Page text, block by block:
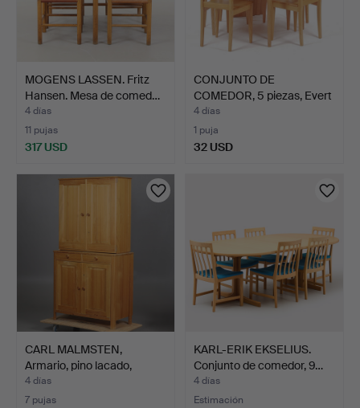
MOGENS LASSEN. Fritz
Hansen. Mesa de comed…
4 días
11 pujas
317 USD
CONJUNTO DE
COMEDOR, 5 piezas, Evert
Gentz…
4 días
1 puja
32 USD
CARL MALMSTEN,
Armario, pino lacado,
desmo…
4 días
7 pujas
KARL-ERIK EKSELIUS.
Conjunto de comedor, 9…
4 días
Estimación